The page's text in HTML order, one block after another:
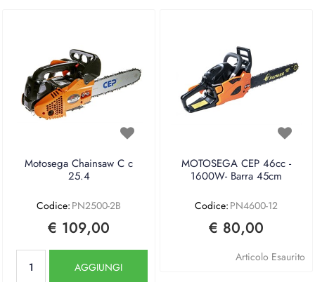
Motosega Chainsaw C c
25.4
Codice: PN2500-2B
€ 109,00
AGGIUNGI
MOTOSEGA CEP 46cc -
1600W- Barra 45cm
Codice: PN4600-12
€ 80,00
Articolo Esaurito